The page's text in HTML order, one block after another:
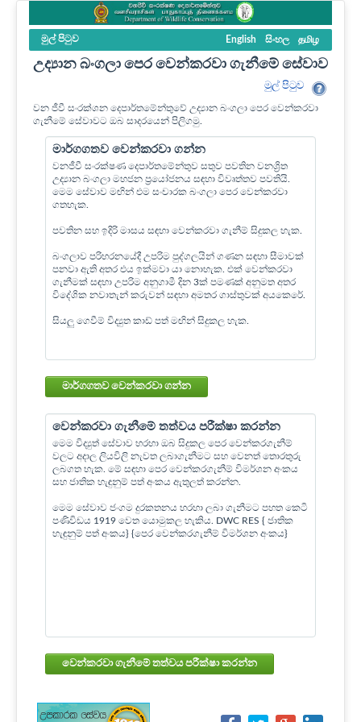
මුල් පි‍ටුව English සිංහල தமிழ
උද්‍යාන බංගලා පෙර වෙන්කරවා ගැනීමේ සේවාව
මුල් පි‍ටුව
වන ජීවී සංරක්ශන දෙපාර්තමේන්තුවේ උද්‍යාන බංගලා පෙර වෙන්කරවා
ගැනීමේ සේවාවට ඔබ සාදරයෙන් පිලිගමු.
මාර්ගගතව වෙන්කරවා ගන්න
වනජීවී සංරක්ෂණ දෙපාර්තමේන්තුව සතුව පවතින වනශ්‍රිත
උද්‍යාන බංගලා මහජන ප්‍රයෝජනය සඳහා විවෘත්තව පවතියි.
මෙම සේවාව මඟින් එම සංචාරක බංගලා පෙර වෙන්කරවා
ගතහැක.
පවතින සහ ඉදිරි මාසය සඳහා වෙන්කරවා ගැනීම් සිදුකල හැක.
බංගලාව පරිහරනයේදී උපරිම පුද්ගලයින් ගණන සඳහා සීමාවක්
පනවා ඇති අතර එය ඉක්මවා යා නොහැක. එක් වෙන්කරවා
ගැනීමක් සඳහා උපරිම අනුගාමී දින 3ක් පමණක් අනුමත අතර
විදේශික නවාතැන් කරුවන් සඳහා අමතර ගාස්තුවක් අයකෙරේ.
සියලු ගෙවීම් විද්‍යුත කාඩ් පත් මඟින් සිදුකල හැක.
මාර්ගගතව වෙන්කරවා ගන්න
වෙන්කරවා ගැනීමේ තත්වය පරීක්ෂා කරන්න
මෙම විද්‍යුත් සේවාව හරහා ඔබ සිදුකල පෙර වෙන්කරගැනීම්
වලට අදාල ලියවිලි නැවත ලබාගැනීමට සහ වෙනත් තොරතුරු
ලබගත හැක. මේ සඳහා පෙර වෙන්කරගැනීම් විමර්ශන අංකය
සහ ජාතික හැඳුනුම් පත් අංකය ඇතුලත් කරන්න.
මෙම සේවාව ජංගම දුරකතනය හරහා ලබා ගැනීමට පහත කෙටි
පණිවිඩය 1919 වෙත යොමුකල හැකිය. DWC RES { ජාතික
හැඳුනුම් පත් අංකය} {පෙර වෙන්කරගැනීම් විමර්ශන අංකය}
වෙන්කරවා ගැනීමේ තත්වය පරීක්ෂා කරන්න